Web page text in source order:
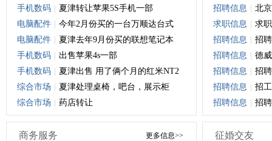
手机数码
夏津转让苹果5S手机一部
电脑配件
今年2月份买的一台万顺达台式
电脑配件
夏津去年9月份买的联想笔记本
手机数码
出售苹果4s一部
手机数码
夏津出售 用了俩个月的红米NT2
综合市场
夏津处理桌椅，吧台，展示柜
综合市场
药店转让
招聘信息
北
求职信息
求
招聘信息
招聘
招聘信息
德
招聘信息
招
招聘信息
招工
招聘信息
招聘
商务服务 更多信息>> 征婚交友